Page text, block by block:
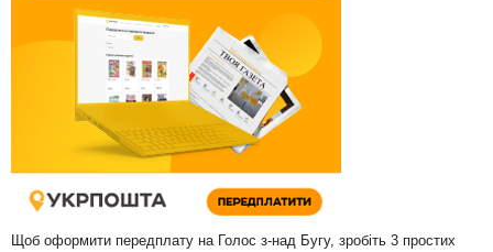
Щоб оформити передплату на Голос з-над Бугу, зробіть 3 простих